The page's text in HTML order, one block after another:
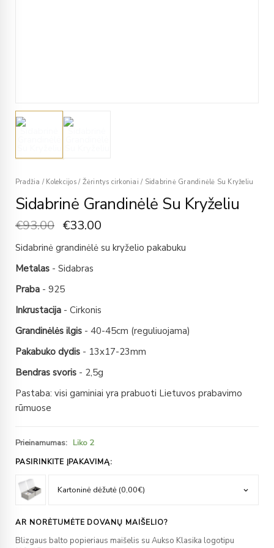
Pradžia / Kolekcijos / Žėrintys cirkoniai /Sidabrinė Grandinėlė Su Kryželiu
Sidabrinė Grandinėlė Su Kryželiu
€93.00 €33.00
Sidabrinė grandinėlė su kryželio pakabuku
Metalas - Sidabras
Praba - 925
Inkrustacija - Cirkonis
Grandinėlės ilgis - 40-45cm (reguliuojama)
Pakabuko dydis - 13x17-23mm
Bendras svoris - 2,5g
Pastaba: visi gaminiai yra prabuoti Lietuvos prabavimo
rūmuose
Prieinamumas: Liko 2
PASIRINKITE ĮPAKAVIMĄ:
AR NORĖTUMĖTE DOVANŲ MAIŠELIO?
Blizgaus balto popieriaus maišelis su Aukso Klasika logotipu